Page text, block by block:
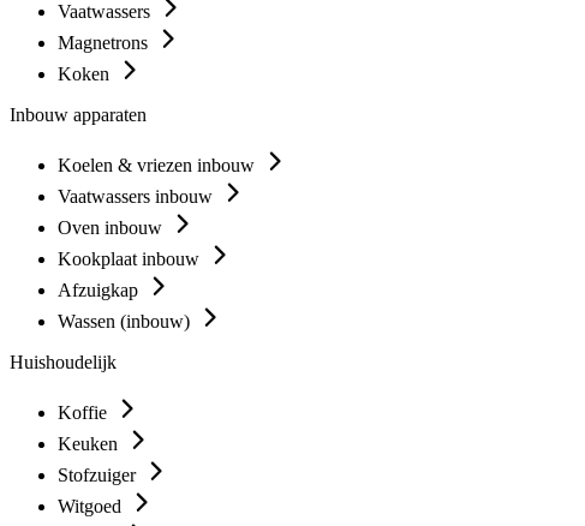
Vaatwassers
Magnetrons
Koken
Inbouw apparaten
Koelen & vriezen inbouw
Vaatwassers inbouw
Oven inbouw
Kookplaat inbouw
Afzuigkap
Wassen (inbouw)
Huishoudelijk
Koffie
Keuken
Stofzuiger
Witgoed